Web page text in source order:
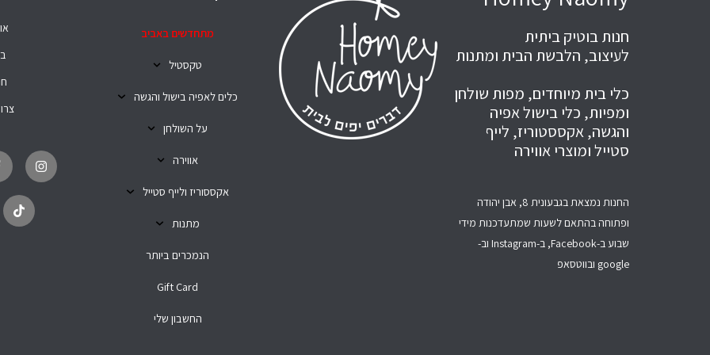
חנות בוטיק ביתית
לעיצוב, הלבשת הבית ומתנות
כלי בית מיוחדים, מפות שולחן
ומפיות, כלי בישול אפיה
והגשה, אקססטוריז, לייף
סטייל ומוצרי אווירה
החנות נמצאת בגבעונית 8, אבן יהודה
ופתוחה בהתאם לשעות שמתעדכנות מידי
שבוע ב-Facebook, ב-Instagram וב-
google ובווטסאפ
מתחדשים באביב
טקסטיל
כלים לאפיה בישול והגשה
על השולחן
אווירה
אקססוריז ולייף סטייל
מתנות
הנמכרים ביותר
Gift Card
החשבון שלי
n
s
t
k